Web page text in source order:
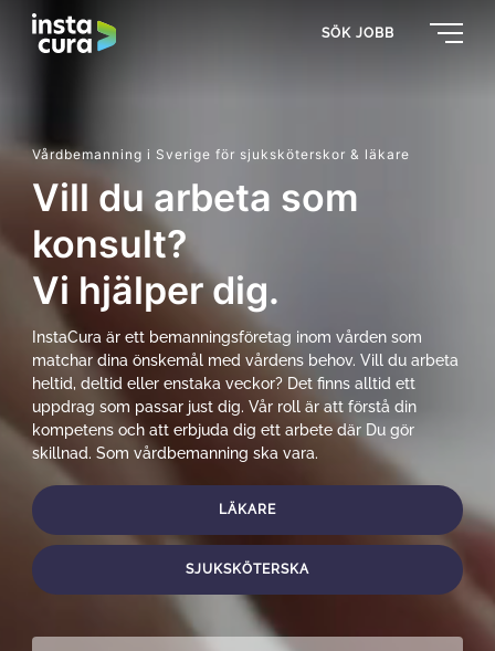
SÖK JOBB
Vårdbemanning i Sverige för sjuksköterskor & läkare
Vill du arbeta som
konsult?
Vi hjälper dig.
InstaCura är ett bemanningsföretag inom vården som
matchar dina önskemål med vårdens behov. Vill du arbeta
heltid, deltid eller enstaka veckor? Det finns alltid ett
uppdrag som passar just dig. Vår roll är att förstå din
kompetens och att erbjuda dig ett arbete där Du gör
skillnad. Som vårdbemanning ska vara.
LÄKARE
SJUKSKÖTERSKA